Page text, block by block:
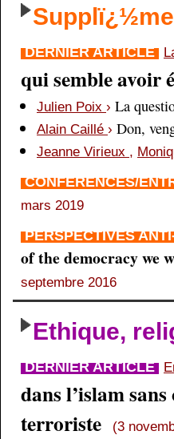
DERNIER ARTICLE
qui semble avoir
Julien Poix › La
Alain Caillé › Don,
Jeanne Virieux ,
CONFÉRENCES/
mars 2019
PERSPECTIVES
of the democracy we
septembre 2016
Ethique,
DERNIER ARTICLE
dans l’islam
terroriste
(3